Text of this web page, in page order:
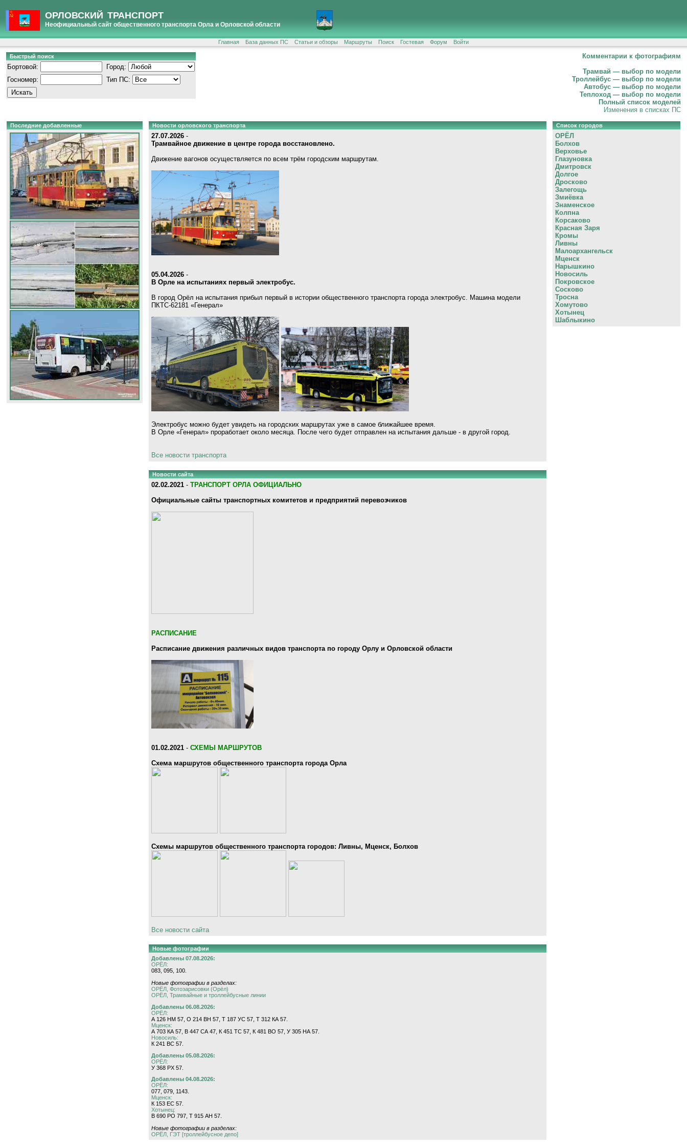
ОРЛОВСКИЙ ТРАНСПОРТ
Неофициальный сайт общественного транспорта Орла и Орловской области
Главная База данных ПС Статьи и обзоры Маршруты Поиск Гостевая Форум Войти
Комментарии к фотографиям
Трамвай — выбор по модели
Троллейбус — выбор по модели
Автобус — выбор по модели
Теплоход — выбор по модели
Полный список моделей
Изменения в списках ПС
Быстрый поиск
Бортовой:
Город:
Госномер:
Тип ПС:
Последние добавленные Новости орловского транспорта
27.07.2026 -
Трамвайное движение в центре города восстановлено.
Движение вагонов осуществляется по всем трём городским маршрутам.
05.04.2026 -
В Орле на испытаниях первый электробус.
В город Орёл на испытания прибыл первый в истории общественного транспорта города электробус. Машина модели
ПКТС-62181 «Генерал»
Электробус можно будет увидеть на городских маршрутах уже в самое ближайшее время.
В Орле «Генерал» проработает около месяца. После чего будет отправлен на испытания дальше - в другой город.
Все новости транспорта
Новости сайта
02.02.2021 - ТРАНСПОРТ ОРЛА ОФИЦИАЛЬНО
Официальные сайты транспортных комитетов и предприятий перевозчиков
РАСПИСАНИЕ
Расписание движения различных видов транспорта по городу Орлу и Орловской области
01.02.2021 - СХЕМЫ МАРШРУТОВ
Схема маршрутов общественного транспорта города Орла
Схемы маршрутов общественного транспорта городов: Ливны, Мценск, Болхов
Все новости сайта
Новые фотографии
Добавлены 07.08.2026:
ОРЁЛ:
083, 095, 100.
Новые фотографии в разделах:
ОРЁЛ, Фотозарисовки (Орёл)
ОРЁЛ, Трамвайные и троллейбусные линии
Добавлены 06.08.2026:
ОРЁЛ:
А 126 НМ 57, О 214 ВН 57, Т 187 УС 57, Т 312 КА 57.
Мценск:
А 703 КА 57, В 447 СА 47, К 451 ТС 57, К 481 ВО 57, У 305 НА 57.
Новосиль:
К 241 ВС 57.
Добавлены 05.08.2026:
ОРЁЛ:
У 368 РХ 57.
Добавлены 04.08.2026:
ОРЁЛ:
077, 079, 1143.
Мценск:
К 153 ЕС 57.
Хотынец:
В 690 РО 797, Т 915 АН 57.
Новые фотографии в разделах:
ОРЁЛ, ГЭТ [троллейбусное депо]
Список городов
ОРЁЛ
Болхов
Верховье
Глазуновка
Дмитровск
Долгое
Дросково
Залегощь
Змиёвка
Знаменское
Колпна
Корсаково
Красная Заря
Кромы
Ливны
Малоархангельск
Мценск
Нарышкино
Новосиль
Покровское
Сосково
Тросна
Хомутово
Хотынец
Шаблыкино